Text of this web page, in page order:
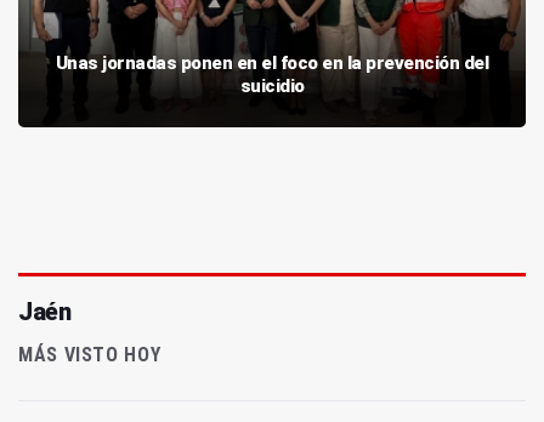
Unas jornadas ponen en el foco en la prevención del
suicidio
Jaén
MÁS VISTO HOY